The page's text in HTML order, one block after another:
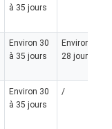
à 35 jours
Environ 30
à 35 jours
Environ 25 à
28 jours
Environ 30
à 35 jours
/